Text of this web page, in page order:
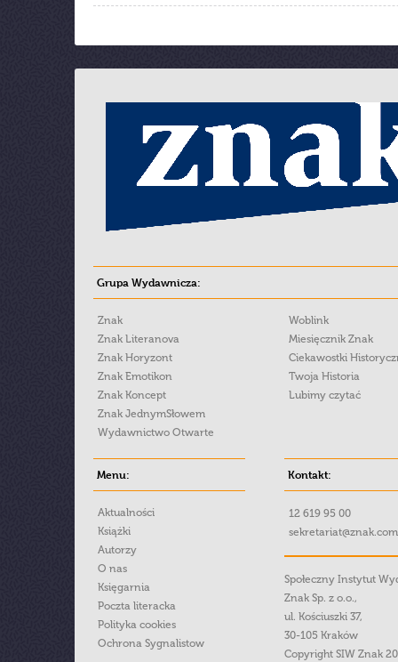
Grupa Wydawnicza:
Znak
Znak Literanova
Znak Horyzont
Znak Emotikon
Znak Koncept
Znak JednymSłowem
Wydawnictwo Otwarte
Woblink
Miesięcznik Znak
Ciekawostki
Twoja Historia
Lubimy czytać
Menu:
Aktualności
Książki
Autorzy
O nas
Księgarnia
Poczta literacka
Polityka cookies
Ochrona Sygnalistow
Kontakt:
12 619 95 00
Społeczny Instytut
Znak Sp. z o.o.,
ul. Kościuszki 37,
30-105 Kraków
Copyright SIW Znak